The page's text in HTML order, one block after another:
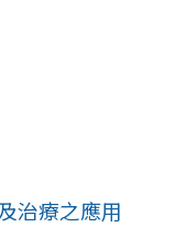
治療之應用